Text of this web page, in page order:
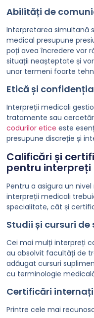
Abilități de
Interpretarea simultană
medical presupune
poți avea încredere vor
situații neașteptate și
unor termeni foarte
Etică și
Interpreții medicali
tratamente sau
codurilor etice este
presupune discreție și
Calificări și
pentru interpreți
Pentru a asigura un
interpreții medicali
specialitate, cât și
Studii și cursuri
Cei mai mulți interpreți
au absolvit facultăți de
adăugat cursuri
cu terminologie
Certificări
Printre cele mai